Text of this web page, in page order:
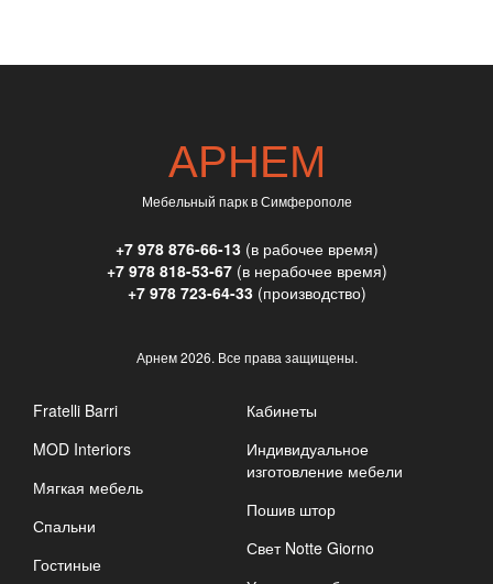
АРНЕМ
Мебельный парк в Симферополе
+7 978 876-66-13(в рабочее время)
+7 978 818-53-67(в нерабочее время)
+7 978 723-64-33(производство)
Арнем2026. Все права защищены.
Fratelli Barri
MOD Interiors
Мягкая мебель
Спальни
Гостиные
Кабинеты
Индивидуальное
изготовление мебели
Пошив штор
Свет Notte Giorno